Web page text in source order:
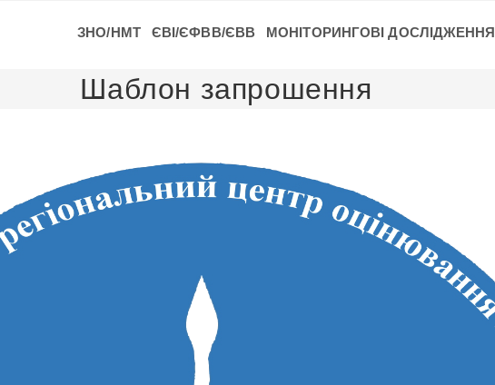
ЗНО/НМТ ЄВІ/ЄФВВ/ЄВВ МОНІТОРИНГОВІ ДОСЛІДЖЕННЯ
Шаблон запрошення